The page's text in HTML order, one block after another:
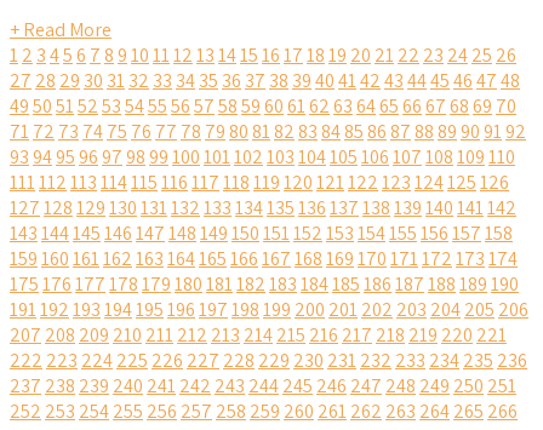
+ Read More
12 3456 78910111213141516171819 20 2122 23 2425 26
27 28 29 30 3132 33 3435 36 37 38 39404142434445464748
495051525354555657585960616263646566676869 70
7172 73 7475 76 77 78 7980818283848586878889909192
93949596979899100101102103104105106107108109110
111112113114115116117118119120121122123124125126
127128129130131132133134135136137138139140141142
143144145146147148149150151152153154155156157158
159160161162163164165166167168169170171172173174
175176177178179180181182183184185186187188189190
191192193194195196197198199 200 201202 203 204205 206
207 208 209 210 211212 213 214215 216 217 218 219 220 221
222 223 224225 226 227 228 229 230 231232 233 234235 236
237 238 239 240 241242 243 244245 246 247 248 249 250 251
252 253 254255 256 257 258 259 260 261262 263 264265 266